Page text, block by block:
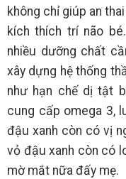
không chỉ giúp an
kích thích trí não
nhiều dưỡng chất
xây dựng hệ thống
như hạn chế dị tật
cung cấp omega 3,
đậu xanh còn có vị
vỏ đậu xanh còn có
mờ mắt nữa đấy mẹ.